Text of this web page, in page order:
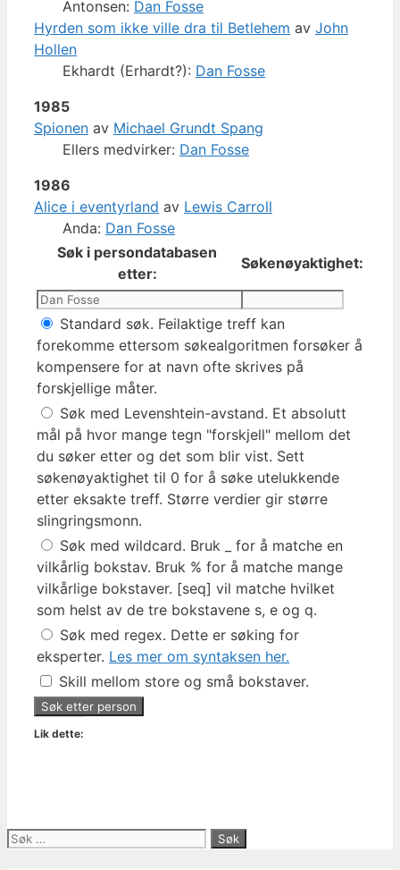
Antonsen: Dan Fosse
Hyrden som ikke ville dra til Betlehem av John
Hollen
Ekhardt (Erhardt?): Dan Fosse
1985
Spionen av Michael Grundt Spang
Ellers medvirker: Dan Fosse
1986
Alice i eventyrland av Lewis Carroll
Anda: Dan Fosse
Søk i persondatabasen
etter:
Søkenøyaktighet:
Standard søk. Feilaktige treff kan
forekomme ettersom søkealgoritmen forsøker å
kompensere for at navn ofte skrives på
forskjellige måter.
Søk med Levenshtein-avstand. Et absolutt
mål på hvor mange tegn "forskjell" mellom det
du søker etter og det som blir vist. Sett
søkenøyaktighet til 0 for å søke utelukkende
etter eksakte treff. Større verdier gir større
slingringsmonn.
Søk med wildcard. Bruk _ for å matche en
vilkårlig bokstav. Bruk % for å matche mange
vilkårlige bokstaver. [seq] vil matche hvilket
som helst av de tre bokstavene s, e og q.
Søk med regex. Dette er søking for
eksperter. Les mer om syntaksen her.
Skill mellom store og små bokstaver.
Lik dette:
Søk